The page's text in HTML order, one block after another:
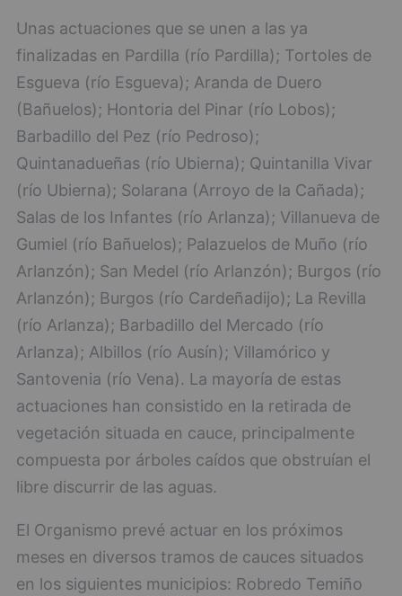
Unas actuaciones que se unen a las ya
finalizadas en Pardilla (río Pardilla); Tortoles de
Esgueva (río Esgueva); Aranda de Duero
(Bañuelos); Hontoria del Pinar (río Lobos);
Barbadillo del Pez (río Pedroso);
Quintanadueñas (río Ubierna); Quintanilla Vivar
(río Ubierna); Solarana (Arroyo de la Cañada);
Salas de los Infantes (río Arlanza); Villanueva de
Gumiel (río Bañuelos); Palazuelos de Muño (río
Arlanzón); San Medel (río Arlanzón); Burgos (río
Arlanzón); Burgos (río Cardeñadijo); La Revilla
(río Arlanza); Barbadillo del Mercado (río
Arlanza); Albillos (río Ausín); Villamórico y
Santovenia (río Vena). La mayoría de estas
actuaciones han consistido en la retirada de
vegetación situada en cauce, principalmente
compuesta por árboles caídos que obstruían el
libre discurrir de las aguas.
El Organismo prevé actuar en los próximos
meses en diversos tramos de cauces situados
en los siguientes municipios: Robredo Temiño